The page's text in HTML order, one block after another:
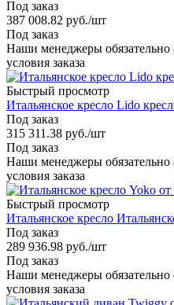
Под заказ
387 008.82 руб./шт
Под заказ
Наши менеджеры обязательно
условия заказа
Быстрый просмотр
Итальянское кресло Lido
Под заказ
315 311.38 руб./шт
Под заказ
Наши менеджеры обязательно
условия заказа
Быстрый просмотр
Итальянское кресло
Под заказ
289 936.98 руб./шт
Под заказ
Наши менеджеры обязательно
условия заказа